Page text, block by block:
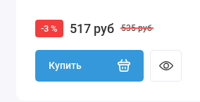
-3 % 517 руб 535 руб
Купить